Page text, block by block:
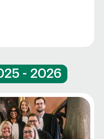
- 2026